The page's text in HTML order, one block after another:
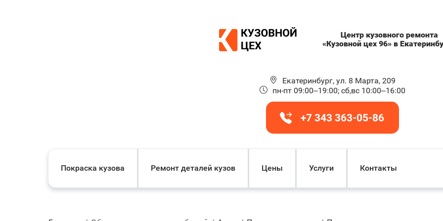
Центр кузовного ремонта
«Кузовной цех 96» в
Екатеринбург, ул. 8 Марта, 209
пн-пт 09:00–19:00; сб,вс 10:00–16:00
+7 343 363-05-86
Покраска кузова Ремонт деталей кузов Цены Услуги Контакты